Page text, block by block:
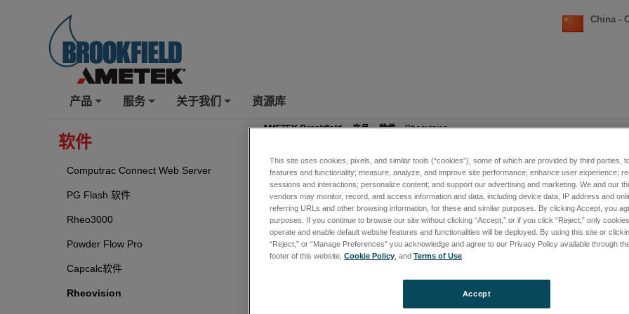
China -
产品 服务 关于我们 资源库
软件
Computrac Connect Web Server
PG Flash 软件
Rheo3000
Powder Flow Pro
Capcalc软件
Rheovision
AMETEK Brookfield» 产品» 软件» Rheovision
Rheovision
RheoVision专为复杂性流变学分析
使在受压和温度受控的条件下进行
变得简单。强大的脚本语言让包括
Bingham、Herschel-Bulkley、幂次
This site uses cookies, pixels, and similar tools (“cookies”), some of which are provided by third parties,
features and functionality; measure, analyze, and improve site performance; enhance user experience;
sessions and interactions; personalize content; and support our advertising and marketing. We and our
vendors may monitor, record, and access information and data, including device data, IP address and
referring URLs and other browsing information, for these and similar purposes. By clicking Accept, you
purposes. If you continue to browse our site without clicking “Accept,” or if you click “Reject,” only
operate and enable default website features and functionalities will be deployed. By using this site or
“Reject,” or “Manage Preferences” you acknowledge and agree to our Privacy Policy available through
footer of this website, Cookie Policy , and Terms of Use
Accept